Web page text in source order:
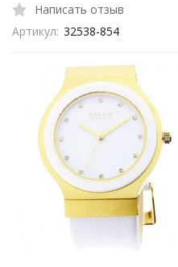
Написать отзыв
Артикул: 32538-854